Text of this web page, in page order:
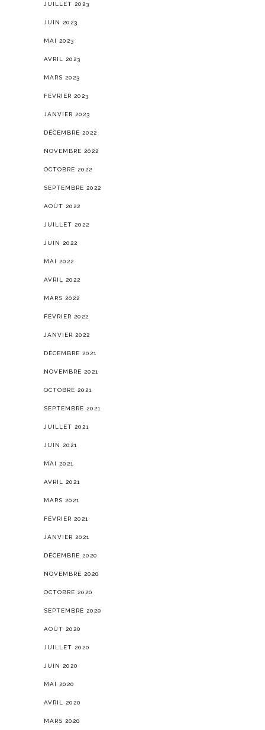
JUILLET 2023
JUIN 2023
MAI 2023
AVRIL 2023
MARS 2023
FÉVRIER 2023
JANVIER 2023
DÉCEMBRE 2022
NOVEMBRE 2022
OCTOBRE 2022
SEPTEMBRE 2022
AOÛT 2022
JUILLET 2022
JUIN 2022
MAI 2022
AVRIL 2022
MARS 2022
FÉVRIER 2022
JANVIER 2022
DÉCEMBRE 2021
NOVEMBRE 2021
OCTOBRE 2021
SEPTEMBRE 2021
JUILLET 2021
JUIN 2021
MAI 2021
AVRIL 2021
MARS 2021
FÉVRIER 2021
JANVIER 2021
DÉCEMBRE 2020
NOVEMBRE 2020
OCTOBRE 2020
SEPTEMBRE 2020
AOÛT 2020
JUILLET 2020
JUIN 2020
MAI 2020
AVRIL 2020
MARS 2020